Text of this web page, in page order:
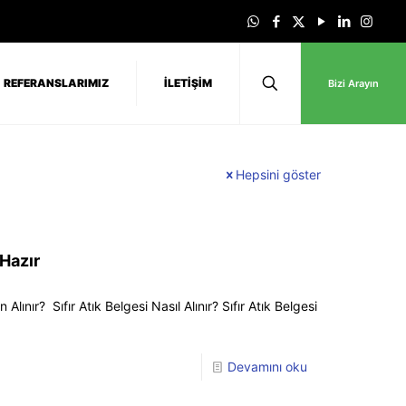
REFERANSLARIMIZ İLETİŞİM Bizi Arayın
Hepsini göster
Sıfır Atık Belgesi Nasıl Alınır? Sıfır Atık Belgesi
Devamını oku